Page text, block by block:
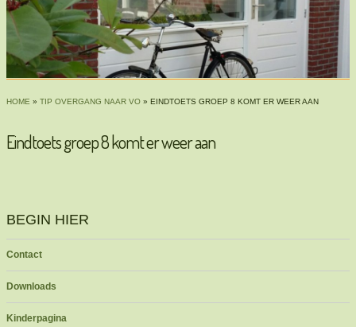
HOME » TIP OVERGANG NAAR VO » EINDTOETS GROEP 8 KOMT ER WEER AAN
Eindtoets groep 8 komt er weer aan
BEGIN HIER
Contact
Downloads
Kinderpagina